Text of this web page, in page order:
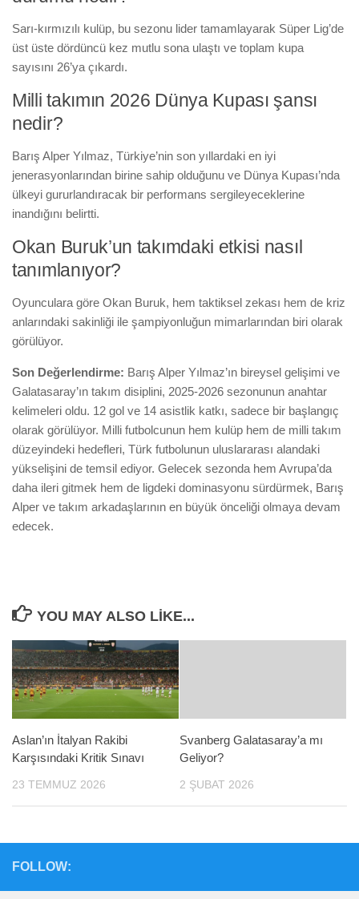
Sarı-kırmızılı kulüp, bu sezonu lider tamamlayarak Süper Lig’de
üst üste dördüncü kez mutlu sona ulaştı ve toplam kupa
sayısını 26’ya çıkardı.
Milli takımın 2026 Dünya Kupası şansı
nedir?
Barış Alper Yılmaz, Türkiye’nin son yıllardaki en iyi
jenerasyonlarından birine sahip olduğunu ve Dünya Kupası’nda
ülkeyi gururlandıracak bir performans sergileyeceklerine
inandığını belirtti.
Okan Buruk’un takımdaki etkisi nasıl
tanımlanıyor?
Oyunculara göre Okan Buruk, hem taktiksel zekası hem de kriz
anlarındaki sakinliği ile şampiyonluğun mimarlarından biri olarak
görülüyor.
Son Değerlendirme: Barış Alper Yılmaz’ın bireysel gelişimi ve
Galatasaray’ın takım disiplini, 2025-2026 sezonunun anahtar
kelimeleri oldu. 12 gol ve 14 asistlik katkı, sadece bir başlangıç
olarak görülüyor. Milli futbolcunun hem kulüp hem de milli takım
düzeyindeki hedefleri, Türk futbolunun uluslararası alandaki
yükselişini de temsil ediyor. Gelecek sezonda hem Avrupa’da
daha ileri gitmek hem de ligdeki dominasyonu sürdürmek, Barış
Alper ve takım arkadaşlarının en büyük önceliği olmaya devam
edecek.
YOU MAY ALSO LIKE...
Aslan’ın İtalyan Rakibi
Karşısındaki Kritik Sınavı
23 TEMMUZ 2026
Svanberg Galatasaray’a mı
Geliyor?
2 ŞUBAT 2026
FOLLOW: